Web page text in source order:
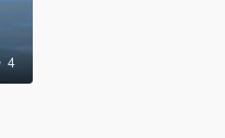
4